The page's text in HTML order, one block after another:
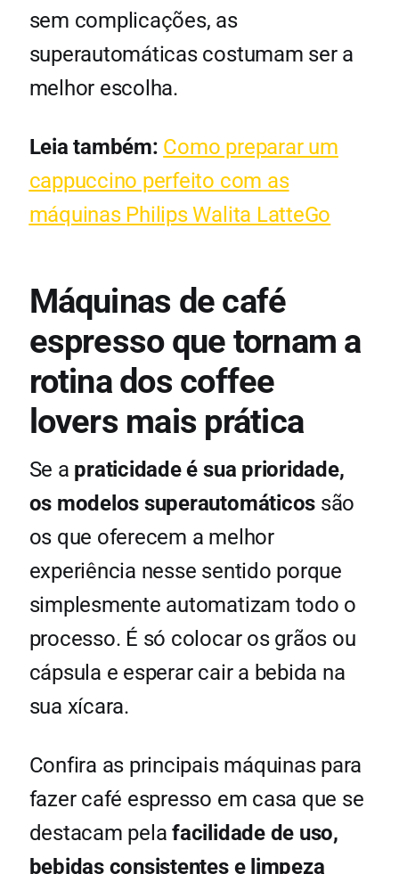
sem complicações, as
superautomáticas costumam ser a
melhor escolha.
Leia também: Como preparar um
cappuccino perfeito com as
máquinas Philips Walita LatteGo
Máquinas de café
espresso que tornam a
rotina dos coffee
lovers mais prática
Se a praticidade é sua prioridade,
os modelos superautomáticos são
os que oferecem a melhor
experiência nesse sentido porque
simplesmente automatizam todo o
processo. É só colocar os grãos ou
cápsula e esperar cair a bebida na
sua xícara.
Confira as principais máquinas para
fazer café espresso em casa que se
destacam pelafacilidade de uso,
bebidas consistentes e limpeza